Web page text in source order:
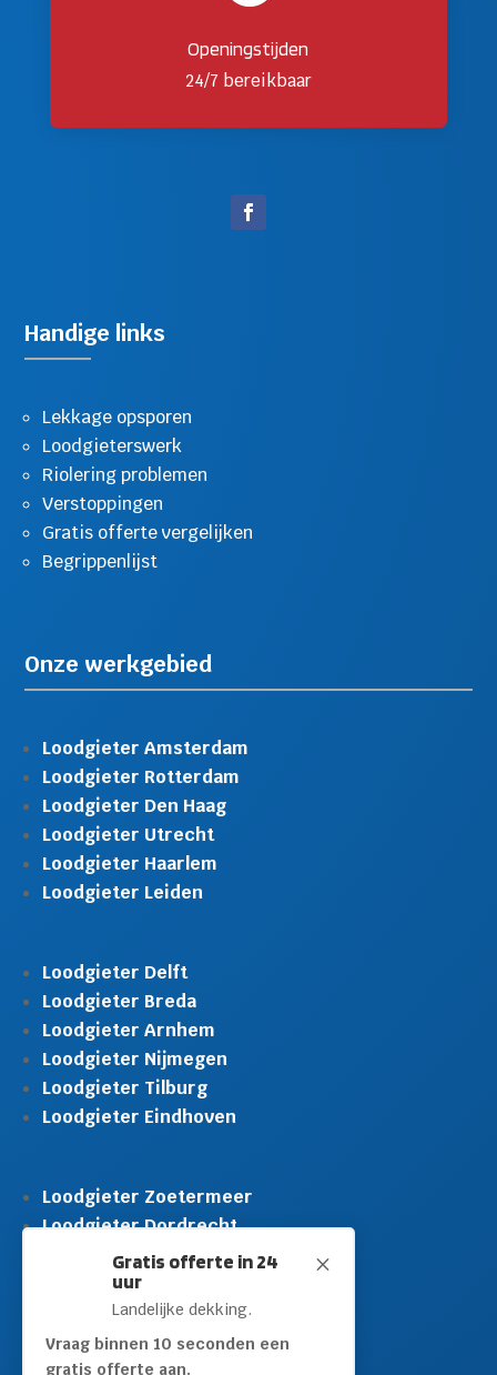
Openingstijden
24/7 bereikbaar
M
Gratis offerte in 24
uur
Landelijke dekking.
Vraag binnen 10 seconden een
gratis offerte aan.
Handige links
Lekkage opsporen
Loodgieterswerk
Riolering problemen
Verstoppingen
Gratis offerte vergelijken
Begrippenlijst
Onze werkgebied
Loodgieter Amsterdam
Loodgieter Rotterdam
Loodgieter Den Haag
Loodgieter Utrecht
Loodgieter Haarlem
Loodgieter Leiden
Loodgieter Delft
Loodgieter Breda
Loodgieter Arnhem
Loodgieter Nijmegen
Loodgieter Tilburg
Loodgieter Eindhoven
Loodgieter Zoetermeer
Loodgieter Dordrecht
Loodgieter Rijswijk
Loodgieter Schiedam
Loodgieter Leidschendam
Loodgieter Hilversum